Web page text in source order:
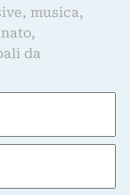
musica,
da